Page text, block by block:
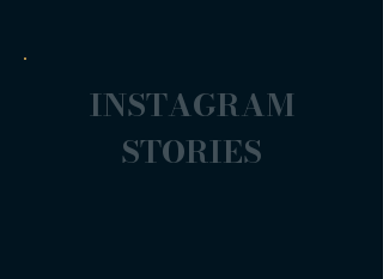
INSTAGRAM
STORIES